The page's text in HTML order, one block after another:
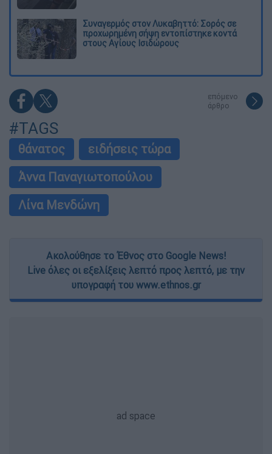
Συναγερμός στον Λυκαβηττό: Σορός σε
προχωρημένη σήψη εντοπίστηκε κοντά
στους Αγίους Ισιδώρους
επόμενο
άρθρο
#TAGS
θάνατος
ειδήσεις τώρα
Άννα Παναγιωτοπούλου
Λίνα Μενδώνη
Ακολούθησε το Έθνος στο Google News!
Live όλες οι εξελίξεις λεπτό προς λεπτό, με την
υπογραφή του www.ethnos.gr